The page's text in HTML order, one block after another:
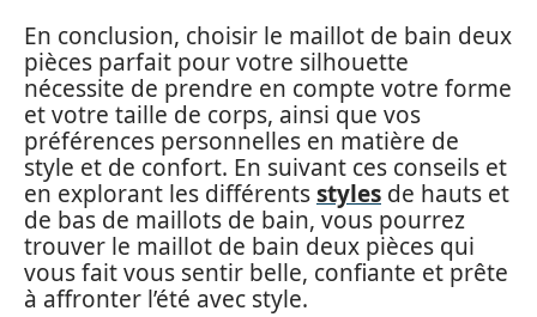
En conclusion, choisir le maillot de bain deux
pièces parfait pour votre silhouette
nécessite de prendre en compte votre forme
et votre taille de corps, ainsi que vos
préférences personnelles en matière de
style et de confort. En suivant ces conseils et
en explorant les différentsstyles de hauts et
de bas de maillots de bain, vous pourrez
trouver le maillot de bain deux pièces qui
vous fait vous sentir belle, confiante et prête
à affronter l’été avec style.